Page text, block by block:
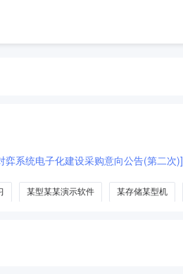
弈系统电子化建设采购意向公告(第二次)]
某型某某演示软件 某存储某型机